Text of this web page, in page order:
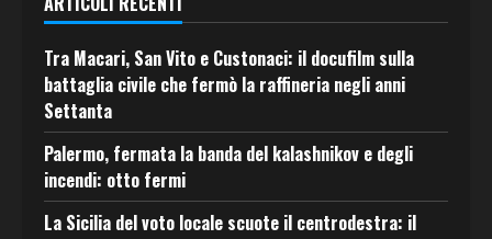
Tra Macari, San Vito e Custonaci: il docufilm sulla
battaglia civile che fermò la raffineria negli anni
Settanta
Palermo, fermata la banda del kalashnikov e degli
incendi: otto fermi
La Sicilia del voto locale scuote il centrodestra: il